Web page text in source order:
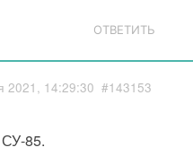
ОТВЕТИТЬ
2021, 14:29:30 #143153
85.